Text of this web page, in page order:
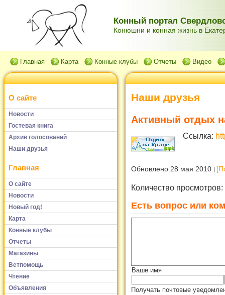
Конный портал
Конюшни и конная жизнь в
Главная Карта Конные клубы Отчеты Видео
О сайте
Новости
Гостевая книга
Архив голосований
Наши друзья
Главная
О сайте
Новости
Новый год!
Карта
Конные клубы
Отчеты
Магазины
Ветпомощь
Чтение
Объявления
Наши друзья
Активный отдых
Ссылка:
Обновлено 28 мая 2010
Количество просмотров:
Есть вопрос или
Ваше имя
Получать почтовые